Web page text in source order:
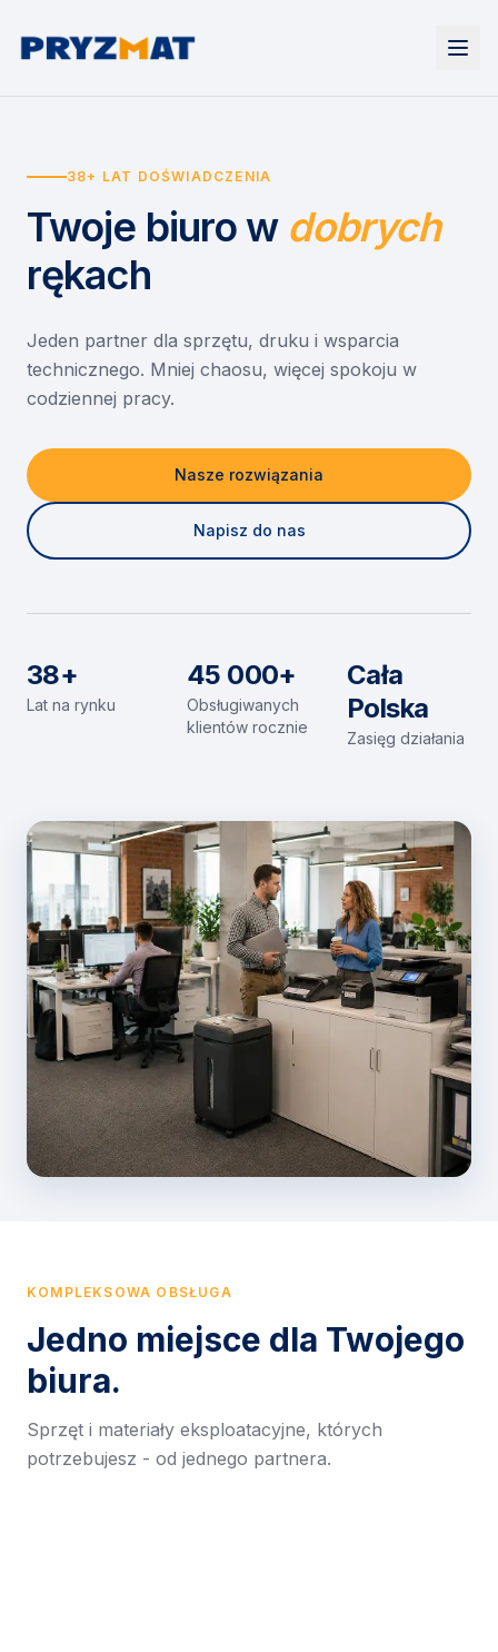
Urządzenia
Drukarki i urządzenia wielofunkcyjne
Etykiety i identyfikacja
Skanery i obieg dokumentów
Monitory interaktywne
Niszczarki dokumentów
Wynajem drukarek
Wynajem urządzeń biurowych
Asystent druku
EZD RP
Misja szkoła
Serwis
O nas
Kontakt
38+ LAT DOŚWIADCZENIA
Twoje biuro w dobrych
rękach
Jeden partner dla sprzętu, druku i wsparcia
technicznego. Mniej chaosu, więcej spokoju w
codziennej pracy.
Nasze rozwiązania
Napisz do nas
38+
Lat na rynku
45 000+
Obsługiwanych
klientów rocznie
Cała
Polska
Zasięg działania
KOMPLEKSOWA OBSŁUGA
Jedno miejsce dla Twojego
biura.
Sprzęt i materiały eksploatacyjne, których
potrzebujesz - od jednego partnera.